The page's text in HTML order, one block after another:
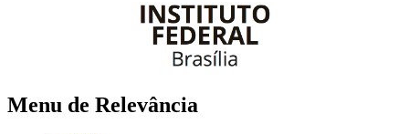
Menu de Relevância